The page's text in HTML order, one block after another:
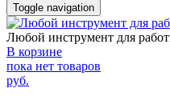
Toggle navigation
Любой инструмент для
В корзине
пока нет товаров
руб.